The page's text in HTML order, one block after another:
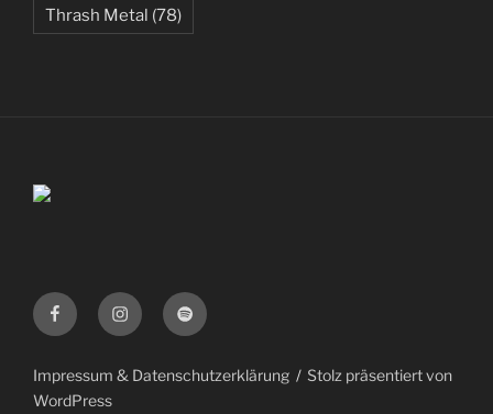
Thrash Metal (78)
FacebookInstagramSpotify
Impressum & Datenschutzerklärung
Stolz präsentiert von
WordPress